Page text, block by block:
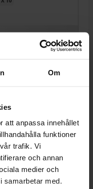
Om
att anpassa innehållet
funktioner
trafik. Vi
och annan
medier och
med.
DETALJER
A=80 SEGHÄRDAT